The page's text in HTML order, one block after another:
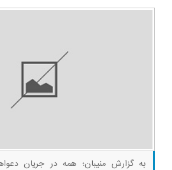
به گزارش منیبان؛ همه در جریان